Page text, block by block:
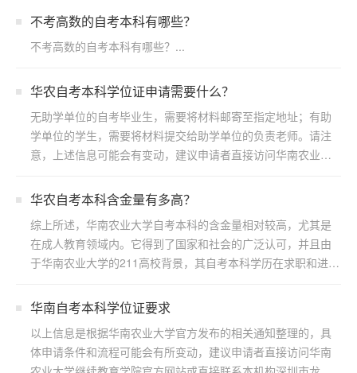
不考高数的自考本科有哪些？
不考高数的自考本科有哪些？...
华农自考本科学位证申请需要什么？
无助学单位的自考毕业生，需要将材料邮寄至指定地址；有助
学单位的学生，需要将材料提交给助学单位的负责老师。请注
意，上述信息可能会有变动，建议申请者直接访问华南农业大
华农自考本科含金量有多高？
综上所述，华南农业大学自考本科的含金量相对较高，尤其是
在成人教育领域内。它得到了国家和社会的广泛认可，并且由
于华南农业大学的211高校背景，其自考本科学历在求职和进一
华南自考本科学位证要求
以上信息是根据华南农业大学官方发布的相关通知整理的，具
体申请条件和流程可能会有所变动，建议申请者直接访问华南